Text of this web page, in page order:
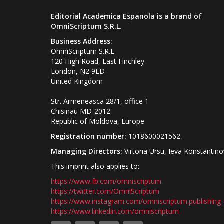
Editorial Academica Espanola is a brand of
OmniScriptum S.R.L.
Business Address:
OmniScriptum S.R.L.
120 High Road, East Finchley
London, N2 9ED
United Kingdom
Str. Armeneasca 28/1, office 1
Chisinau MD-2012
Republic of Moldova, Europe
Registration number: 1018600021562
Managing Directors: Virtoria Ursu, Ieva
This imprint also applies to:
https://www.fb.com/omniscriptum
https://twitter.com/OmniScriptum
https://www.instagram.com/omniscriptum.publishing
https://www.linkedin.com/omniscriptum